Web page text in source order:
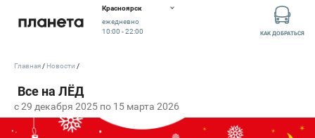
Красноярск
ежедневно
10:00 - 22:00
КАК ДОБРАТЬСЯ
c 29 декабря 2025 по 15 марта 2026
Главная Новости